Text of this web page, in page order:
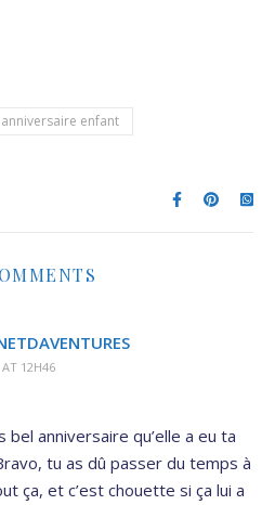
anniversaire enfant
AT 12H46
bel anniversaire qu’elle a eu ta
tu as dû passer du temps à
ça, et c’est chouette si ça lui a